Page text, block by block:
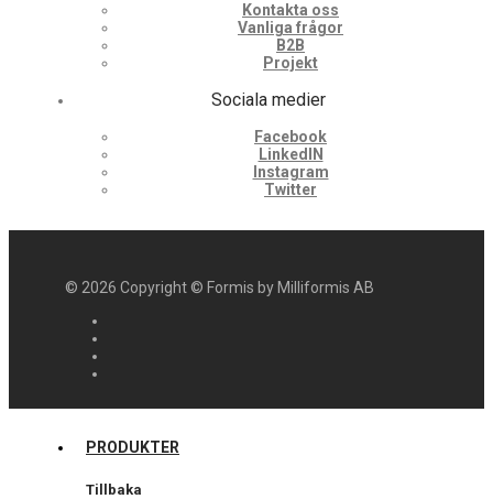
Kontakta oss
Vanliga frågor
B2B
Projekt
Sociala medier
Facebook
LinkedIN
Instagram
Twitter
© 2026 Copyright © Formis by Milliformis AB
PRODUKTER
Tillbaka